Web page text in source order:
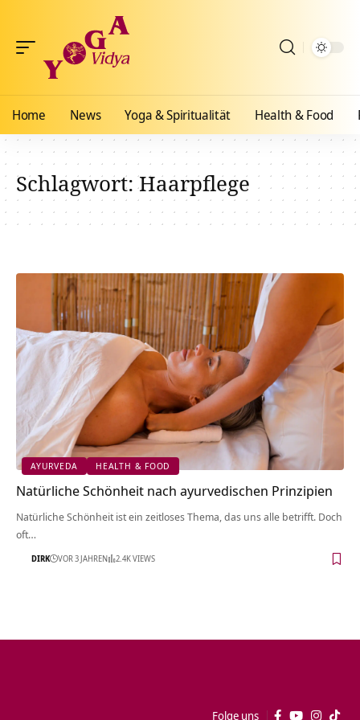
Home News Yoga & Spiritualität Health & Food
Schlagwort:Haarpflege
AYURVEDA HEALTH & FOOD
Natürliche Schönheit nach ayurvedischen Prinzipien
Natürliche Schönheit ist ein zeitloses Thema, das uns alle betrifft. Doch
oft…
DIRK VOR 3 JAHREN 2.4K VIEWS
Folge uns